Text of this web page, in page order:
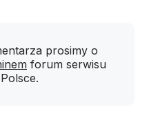
prosimy o
forum serwisu